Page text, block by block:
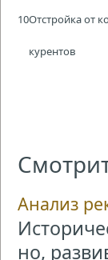
10Отстройка от
курентов
Анализ
но,